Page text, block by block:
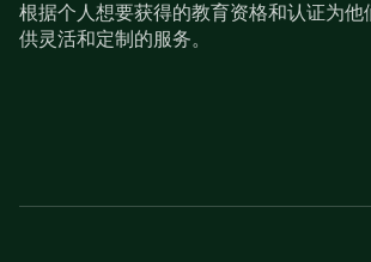
根据个人想要获得的教育资格和认证为他
供灵活和定制的服务。